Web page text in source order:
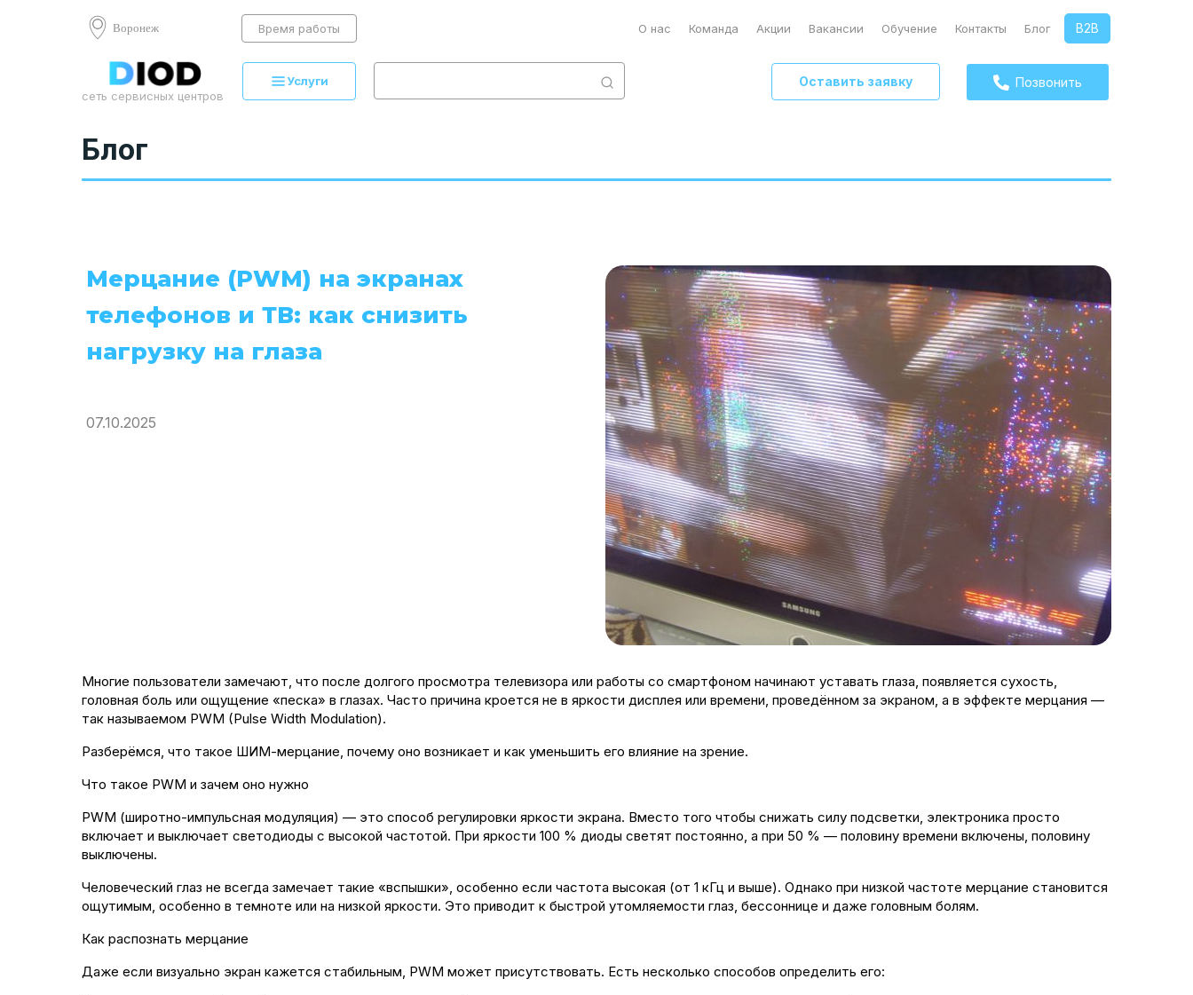
Воронеж Время работы О нас Команда Акции Вакансии Обучение Контакты Блог B2B
сеть сервисных центров
Услуги Оставить заявку Позвонить
Блог
Мерцание (PWM) на экранах
телефонов и ТВ: как снизить
нагрузку на глаза
07.10.2025
Многие пользователи замечают, что после долгого просмотра телевизора или работы со смартфоном начинают уставать глаза, появляется сухость,
головная боль или ощущение «песка» в глазах. Часто причина кроется не в яркости дисплея или времени, проведённом за экраном, а в эффекте мерцания —
так называемом PWM (Pulse Width Modulation).
Разберёмся, что такое ШИМ-мерцание, почему оно возникает и как уменьшить его влияние на зрение.
Что такое PWM и зачем оно нужно
PWM (широтно-импульсная модуляция) — это способ регулировки яркости экрана. Вместо того чтобы снижать силу подсветки, электроника просто
включает и выключает светодиоды с высокой частотой. При яркости 100 % диоды светят постоянно, а при 50 % — половину времени включены, половину
выключены.
Человеческий глаз не всегда замечает такие «вспышки», особенно если частота высокая (от 1 кГц и выше). Однако при низкой частоте мерцание становится
ощутимым, особенно в темноте или на низкой яркости. Это приводит к быстрой утомляемости глаз, бессоннице и даже головным болям.
Как распознать мерцание
Даже если визуально экран кажется стабильным, PWM может присутствовать. Есть несколько способов определить его: